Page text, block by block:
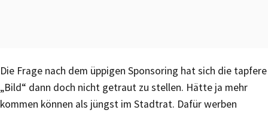
Die Frage nach dem üppigen Sponsoring hat sich die tapfere
„Bild“ dann doch nicht getraut zu stellen. Hätte ja mehr
kommen können als jüngst im Stadtrat. Dafür werben